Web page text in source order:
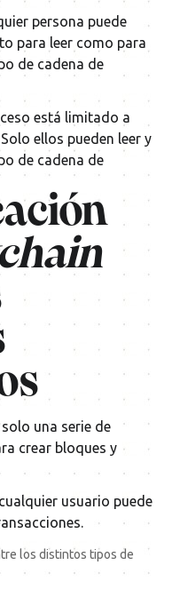
persona puede
para leer como para
de cadena de
está limitado a
ellos pueden leer y
de cadena de
solo una serie de
crear bloques y
cualquier usuario puede
los distintos tipos de